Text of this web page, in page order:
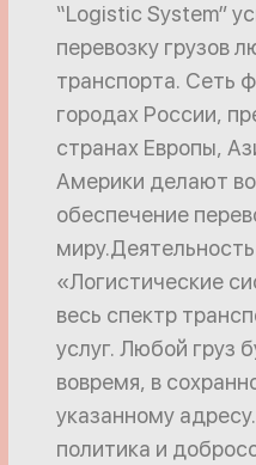
“Logistic System”
перевозку грузов
транспорта. Сеть
городах России,
странах Европы,
Америки делают
обеспечение
«Логистические
весь спектр
услуг. Любой груз
вовремя, в
указанному
политика и